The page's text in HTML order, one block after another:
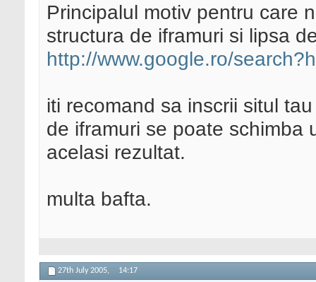
Principalul motiv pentru care
structura de iframuri si lipsa
http://www.google.ro/
iti recomand sa inscrii situl
de iframuri se poate schimba
acelasi rezultat.
multa bafta.
27th July 2005, 14:17